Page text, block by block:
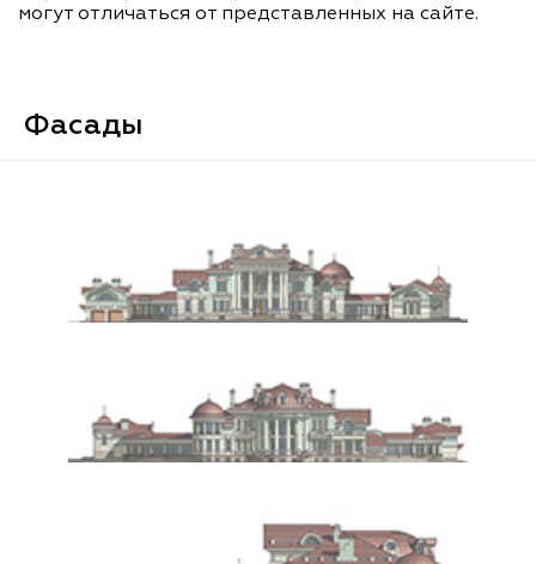
могут отличаться от представленных на сайте.
Фасады